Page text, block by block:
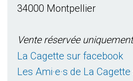
34000 Montpellier
Vente réservée
La Cagette sur facebook
Les Ami·e·s de La